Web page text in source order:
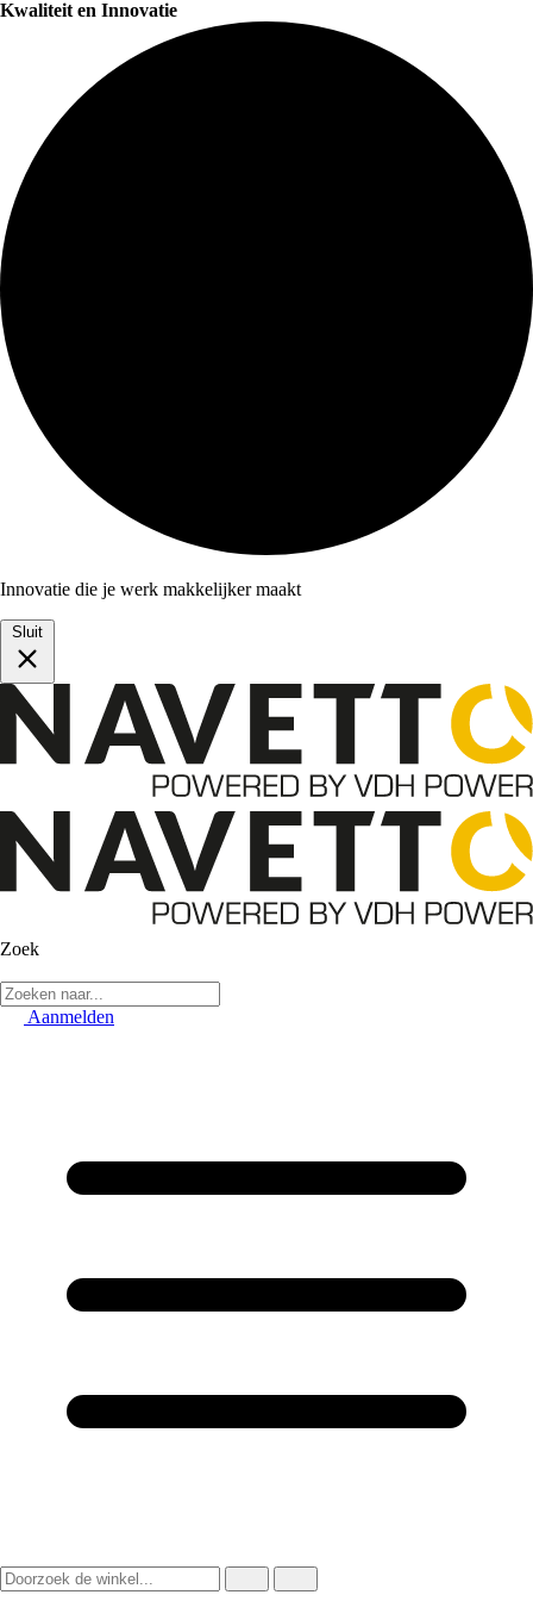
Kwaliteit en Innovatie
Innovatie die je werk makkelijker maakt
Sluit
Zoek
Aanmelden